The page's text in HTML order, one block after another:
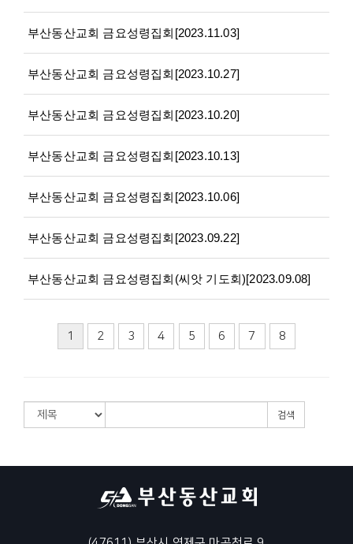
부산동산교회 금요성령집회[2023.11.03]
부산동산교회 금요성령집회[2023.10.27]
부산동산교회 금요성령집회[2023.10.20]
부산동산교회 금요성령집회[2023.10.13]
부산동산교회 금요성령집회[2023.10.06]
부산동산교회 금요성령집회[2023.09.22]
부산동산교회 금요성령집회(씨앗 기도회)[2023.09.08]
1 2 3 4 5 6 7 8
검색